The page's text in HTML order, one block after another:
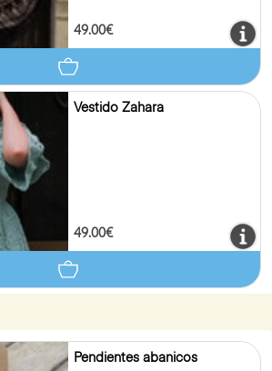
49.00€
Vestido Zahara
49.00€
Pendientes abanicos